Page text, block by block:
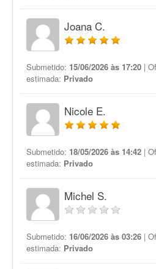
Joana C.
Submetido: 15/06/2026 às 17:20 |
estimada: Privado
Nicole E.
Submetido: 18/05/2026 às 14:42 |
estimada: Privado
Michel S.
Submetido: 16/06/2026 às 03:26 |
estimada: Privado